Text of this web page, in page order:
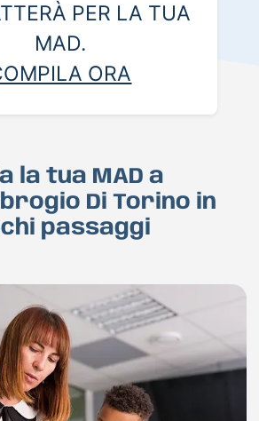
PER LA TUA
MAD.
ORA
la tua MAD a
Di Torino in
passaggi